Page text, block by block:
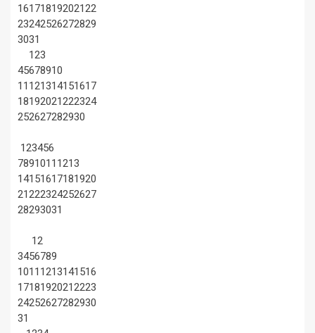
16171819202122
23242526272829
3031
123
45678910
11 121314151617
18192021222324
252627282930
123456
7891011 1213
14151617181920
21222324252627
28293031
12
3456789
1011 1213141516
17181920212223
24252627282930
31